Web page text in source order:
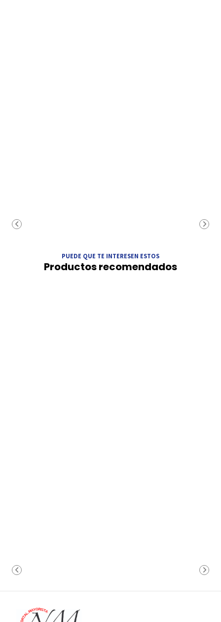
PUEDE QUE TE INTERESEN ESTOS
Productos recomendados